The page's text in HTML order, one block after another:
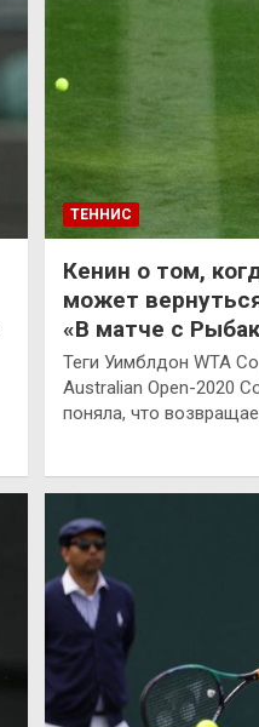
ТЕННИС
Кенин о том,
может
«В матче с
Теги Уимблдон WTA
Australian Open-2020
поняла, что